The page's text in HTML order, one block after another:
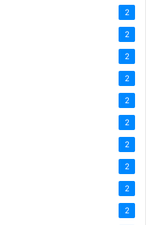
2
2
2
2
2
2
2
2
2
2